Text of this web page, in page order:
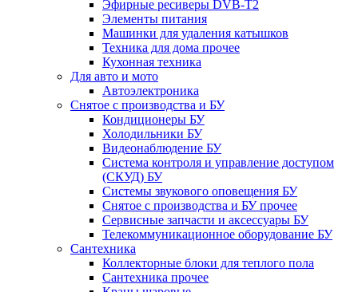
Эфирные ресиверы DVB-T2
Элементы питания
Машинки для удаления катышков
Техника для дома прочее
Кухонная техника
Для авто и мото
Автоэлектроника
Снятое с производства и БУ
Кондиционеры БУ
Холодильники БУ
Видеонаблюдение БУ
Система контроля и управление доступом
(СКУД) БУ
Системы звукового оповещения БУ
Снятое с производства и БУ прочее
Сервисные запчасти и аксессуары БУ
Телекоммуникационное оборудование БУ
Сантехника
Коллекторные блоки для теплого пола
Сантехника прочее